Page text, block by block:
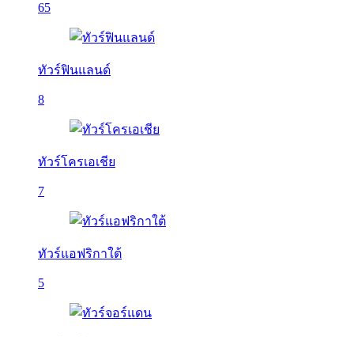
65
ทัวร์ฟินแลนด์
8
ทัวร์โครเอเชีย
7
ทัวร์แอฟริกาใต้
5